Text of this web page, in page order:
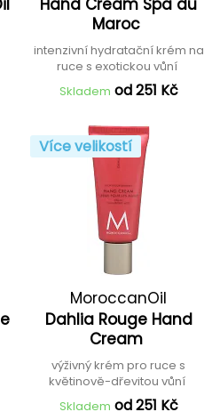
Hand Cream Spa du
Maroc
intenzivní hydratační krém na
ruce s exotickou vůní
Skladem od 251 Kč
Více velikostí
MoroccanOil
Dahlia Rouge Hand
Cream
výživný krém pro ruce s
květinově-dřevitou vůní
Skladem od 251 Kč